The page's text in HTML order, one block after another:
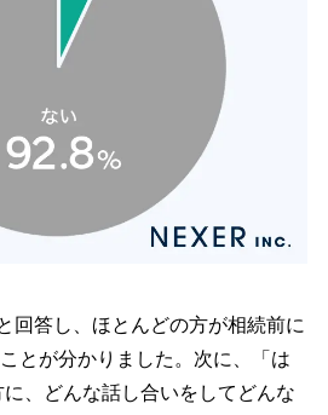
回答し、ほとんどの方が相続前に
とが分かりました。次に、「は
、どんな話し合いをしてどんな